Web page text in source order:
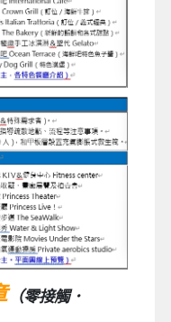
（零接觸．